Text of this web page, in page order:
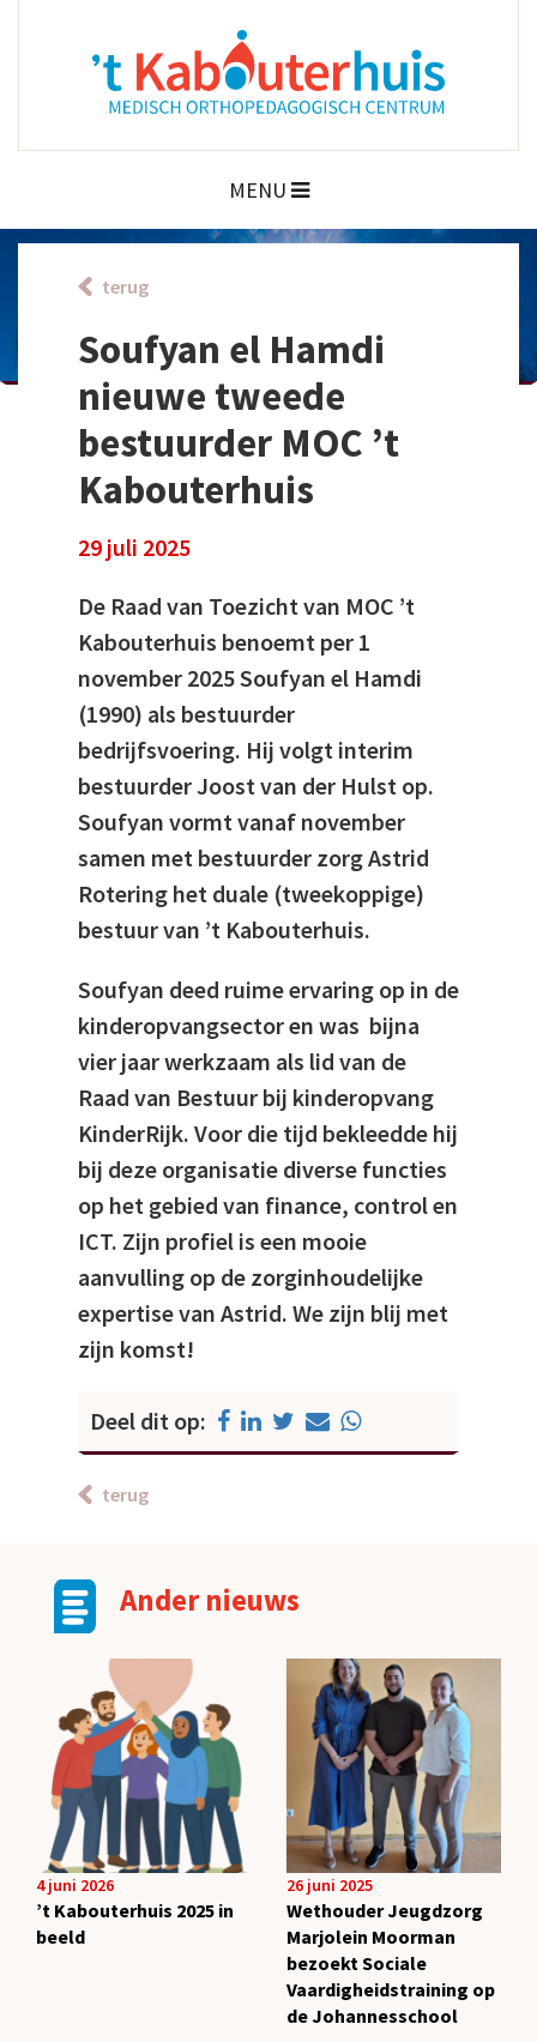
MENU
terug
Soufyan el Hamdi
nieuwe tweede
bestuurder MOC ’t
Kabouterhuis
29 juli 2025
De Raad van Toezicht van MOC ’t
Kabouterhuis benoemt per 1
november 2025 Soufyan el Hamdi
(1990) als bestuurder
bedrijfsvoering. Hij volgt interim
bestuurder Joost van der Hulst op.
Soufyan vormt vanaf november
samen met bestuurder zorg Astrid
Rotering het duale (tweekoppige)
bestuur van ’t Kabouterhuis.
Soufyan deed ruime ervaring op in de
kinderopvangsector en was bijna
vier jaar werkzaam als lid van de
Raad van Bestuur bij kinderopvang
KinderRijk. Voor die tijd bekleedde hij
bij deze organisatie diverse functies
op het gebied van finance, control en
ICT. Zijn profiel is een mooie
aanvulling op de zorginhoudelijke
expertise van Astrid. We zijn blij met
zijn komst!
Deel dit op:
terug
Ander nieuws
4 juni 2026
’t Kabouterhuis 2025 in
beeld
26 juni 2025
Wethouder Jeugdzorg
Marjolein Moorman
bezoekt Sociale
Vaardigheidstraining op
de Johannesschool